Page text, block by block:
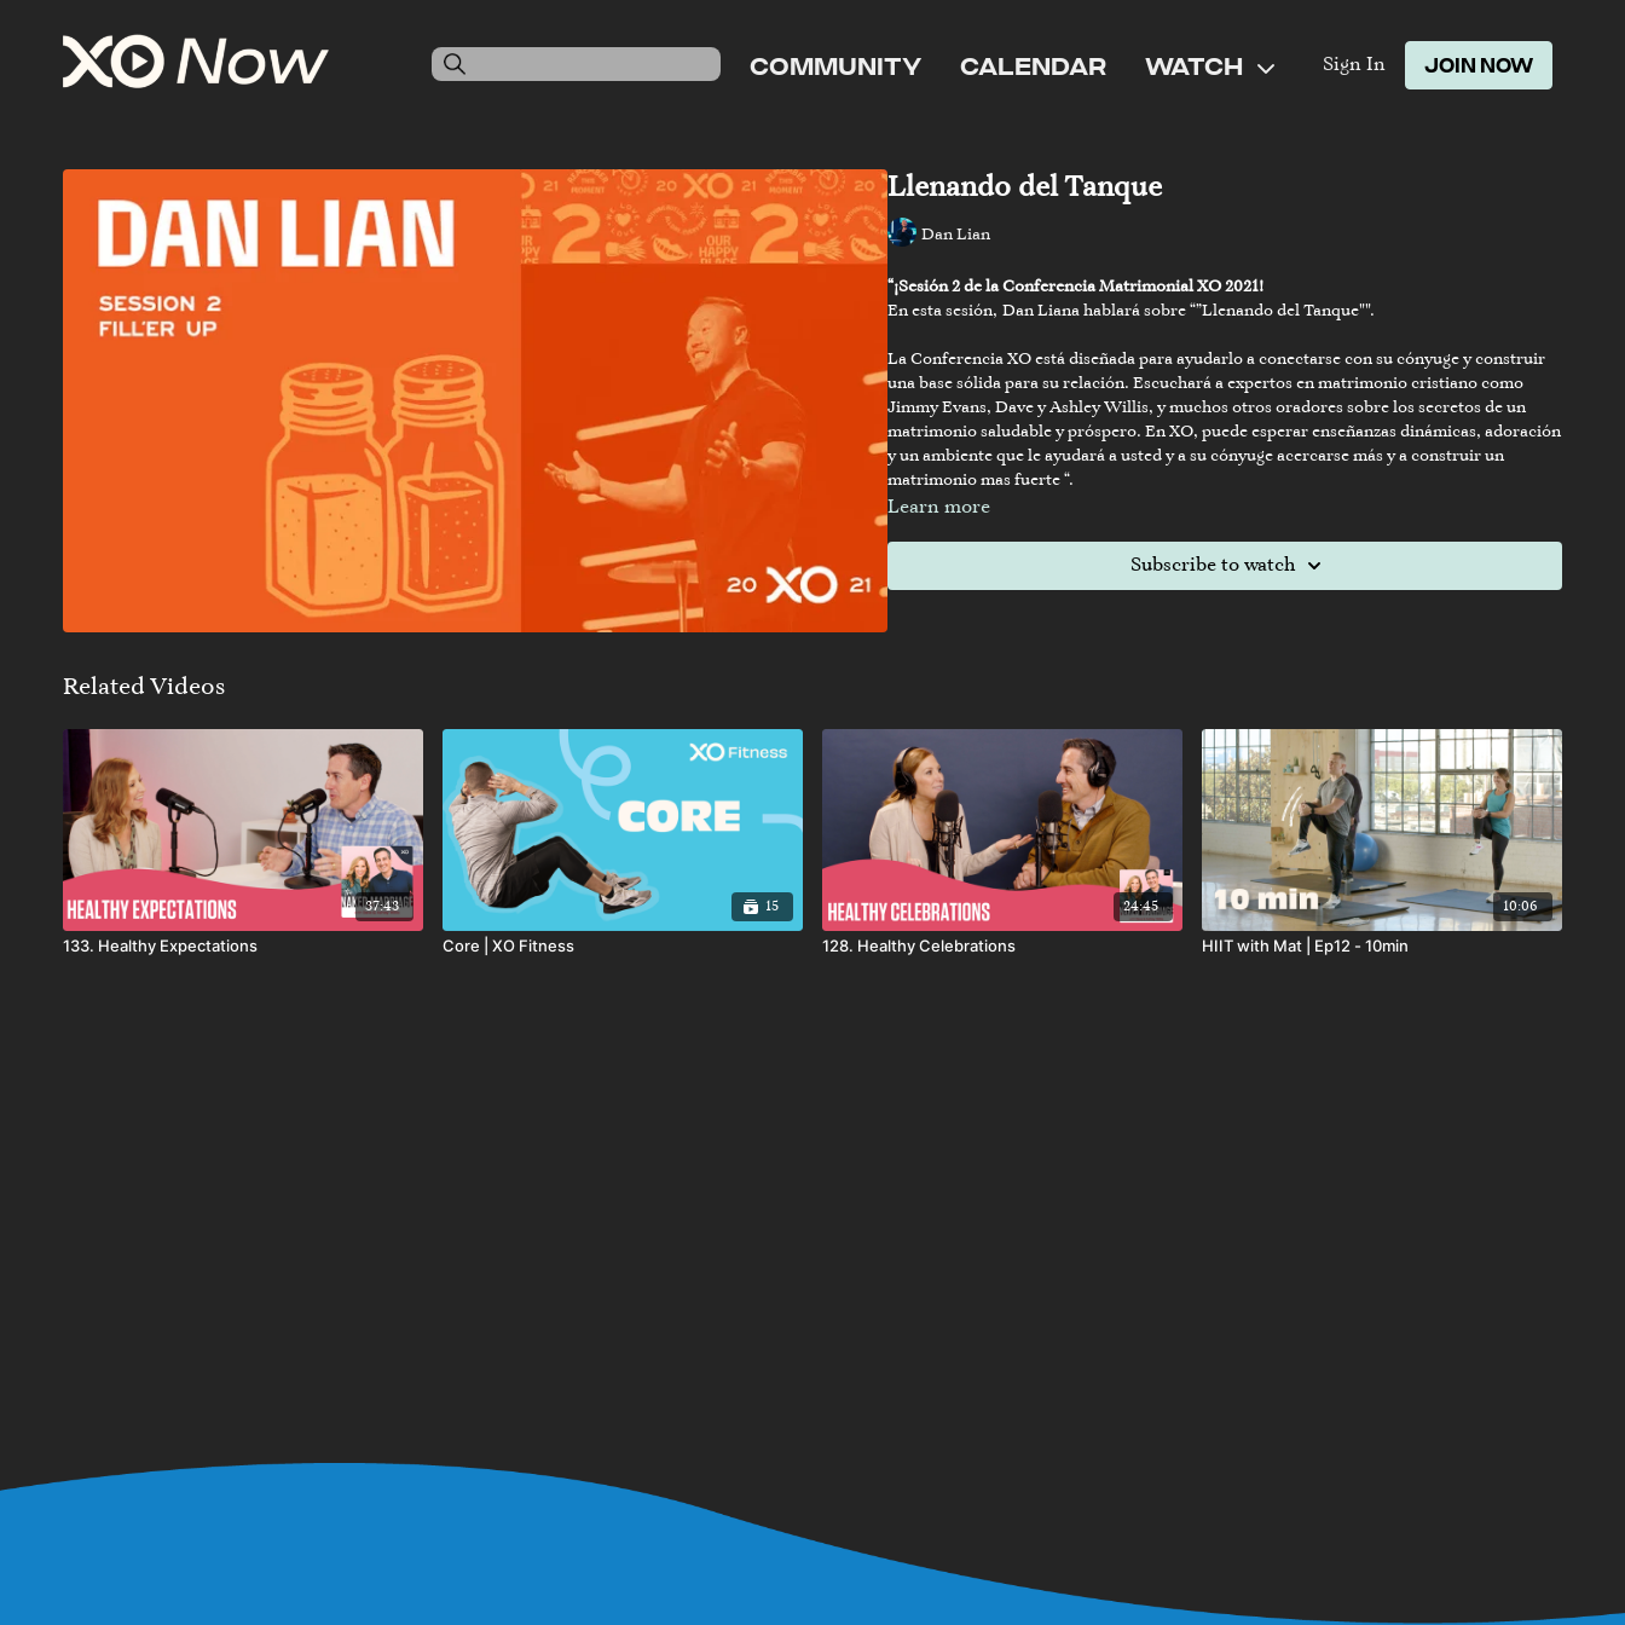
COMMUNITY CALENDAR WATCH Sign In JOIN NOW
Llenando del Tanque
Dan Lian
“¡Sesión 2 de la Conferencia Matrimonial XO 2021!
En esta sesión, Dan Liana hablará sobre “”Llenando del Tanque"".
La Conferencia XO está diseñada para ayudarlo a conectarse con su cónyuge y construir
una base sólida para su relación. Escuchará a expertos en matrimonio cristiano como
Jimmy Evans, Dave y Ashley Willis, y muchos otros oradores sobre los secretos de un
matrimonio saludable y próspero. En XO, puede esperar enseñanzas dinámicas, adoración
y un ambiente que le ayudará a usted y a su cónyuge acercarse más y a construir un
matrimonio mas fuerte “.
Learn more
Subscribe to watch
Related Videos
37:43
133. Healthy Expectations
15
Core | XO Fitness
24:45
128. Healthy Celebrations
10:06
HIIT with Mat | Ep12 - 10min